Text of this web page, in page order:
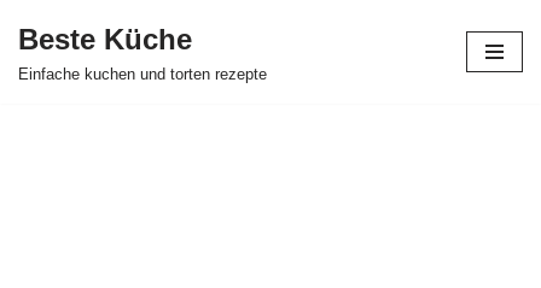
Zum
Beste Küche
Einfache kuchen und torten rezepte